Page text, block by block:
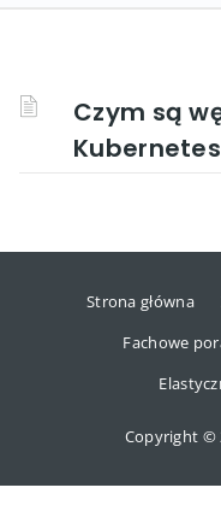
Czym są
Strona główna
Fachowe
Copyright ©